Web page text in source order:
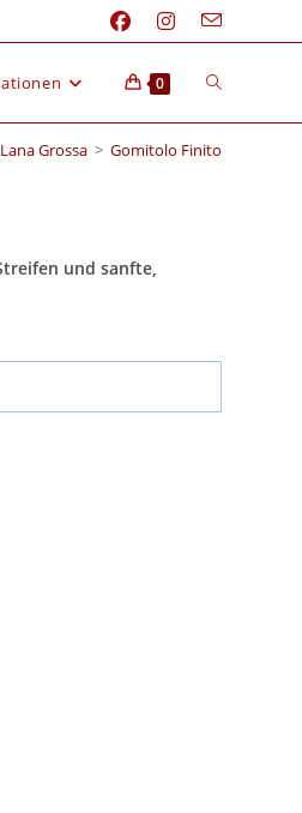
0
Lana Grossa > Gomitolo Finito
und sanfte,